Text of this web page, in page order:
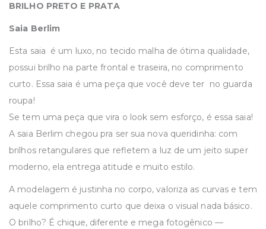
BRILHO PRETO E PRATA
Saia Berlim
Esta saia é um luxo, no tecido malha de ótima qualidade,
possui brilho na parte frontal e traseira, no comprimento
curto. Essa saia é uma peça que você deve ter no guarda
roupa!
Se tem uma peça que vira o look sem esforço, é essa saia!
A saia Berlim chegou pra ser sua nova queridinha: com
brilhos retangulares que refletem a luz de um jeito super
moderno, ela entrega atitude e muito estilo.
A modelagem é justinha no corpo, valoriza as curvas e tem
aquele comprimento curto que deixa o visual nada básico.
O brilho? É chique, diferente e mega fotogênico —